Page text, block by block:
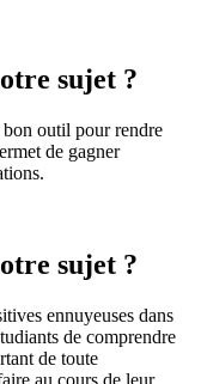
sujet ?
bon outil pour rendre
de gagner
sujet ?
ennuyeuses dans
de comprendre
de toute
au cours de leur